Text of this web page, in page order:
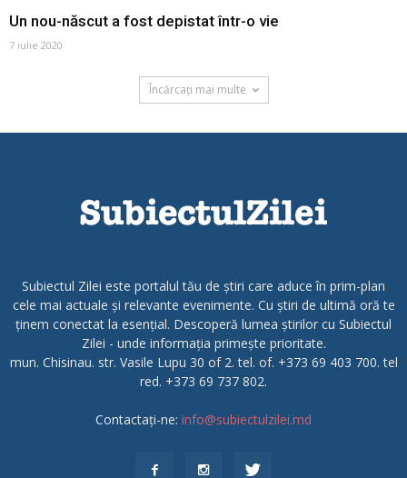
Un nou-născut a fost depistat într-o vie
7 iulie 2020
Încărcați mai multe
Subiectul Zilei este portalul tău de știri care aduce în prim-plan
cele mai actuale și relevante evenimente. Cu știri de ultimă oră te
ținem conectat la esențial. Descoperă lumea știrilor cu Subiectul
Zilei - unde informația primește prioritate.
mun. Chisinau. str. Vasile Lupu 30 of 2. tel. of. +373 69 403 700. tel
red. +373 69 737 802.
Contactați-ne: info@subiectulzilei.md